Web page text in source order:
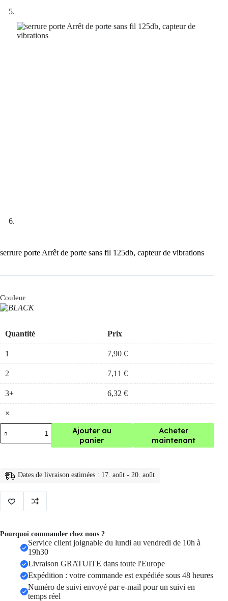
serrure porte Arrêt de porte sans fil 125db, capteur de vibrations
Couleur
Quantité Prix
1 7,90 €
2 7,11 €
3+ 6,32 €
×
quantité
de
serrure
de
porte
125db,
capteur
vibrations
Ajouter au
panier
Acheter
maintenant
Dates de livraison estimées : 17. août - 20. août
Pourquoi commander chez nous ?
Service client joignable du lundi au vendredi de 10h à
19h30
Livraison GRATUITE dans toute l'Europe
Expédition : votre commande est expédiée sous 48 heures
Numéro de suivi envoyé par e-mail pour un suivi en
temps réel